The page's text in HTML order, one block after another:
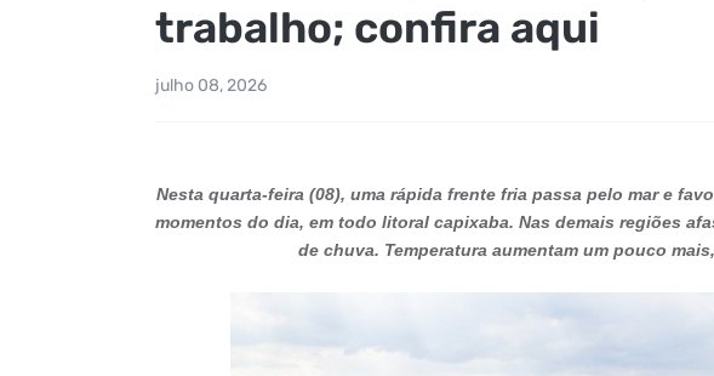
trabalho; confira aqui
julho 08, 2026
Nesta quarta-feira (08), uma rápida frente fria passa pelo mar e
momentos do dia, em todo litoral capixaba. Nas demais regiões
de chuva. Temperatura aumentam um pouco